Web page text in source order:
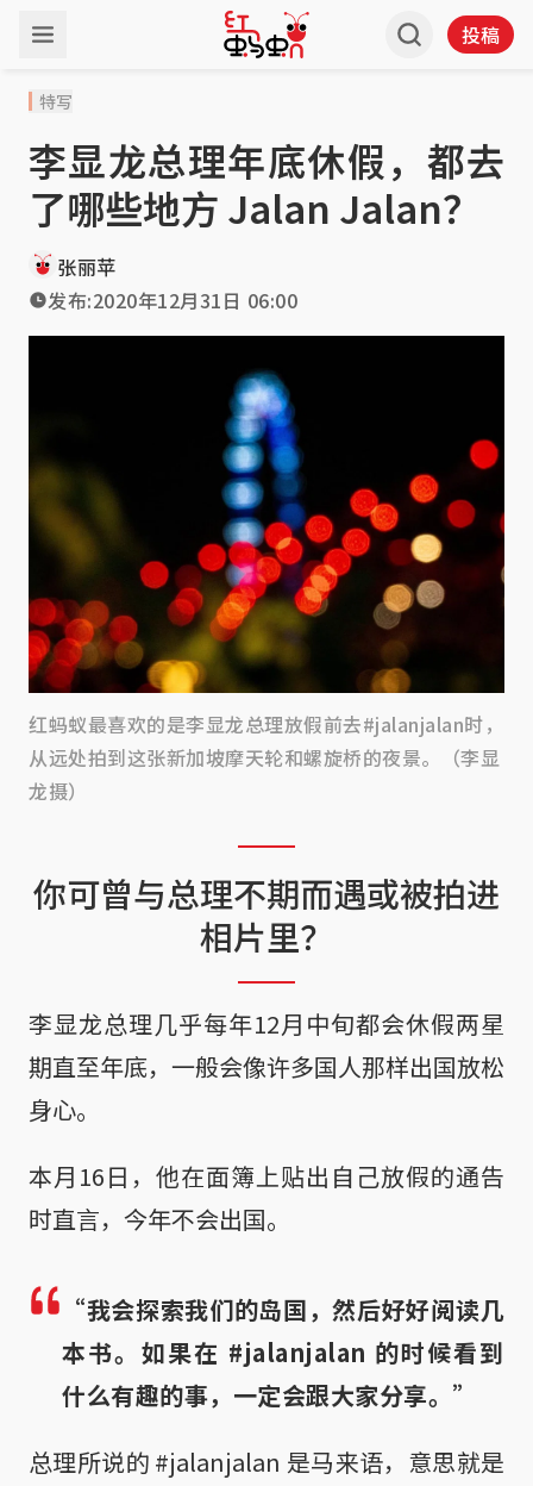
投稿
特写
李显龙总理年底休假，都去
了哪些地方 Jalan Jalan？
张丽苹
发布:2020年12月31日 06:00
红蚂蚁最喜欢的是李显龙总理放假前去#jalanjalan时，
从远处拍到这张新加坡摩天轮和螺旋桥的夜景。（李显
龙摄）
你可曾与总理不期而遇或被拍进
相片里？
李显龙总理几乎每年12月中旬都会休假两星
期直至年底，一般会像许多国人那样出国放松
身心。
本月16日，他在面簿上贴出自己放假的通告
时直言，今年不会出国。
“我会探索我们的岛国，然后好好阅读几
本书。如果在 #jalanjalan 的时候看到
什么有趣的事，一定会跟大家分享。”
总理所说的 #jalanjalan 是马来语，意思就是